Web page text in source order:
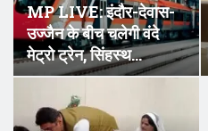
MP LIVE: इंदौर-देवास-
उज्जैन के बीच चलेगी वंदे
मेट्रो ट्रेन, सिंहस्थ…